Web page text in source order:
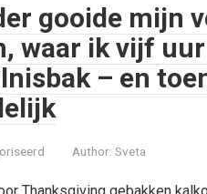
gooide mijn
waar ik vijf
– en
Author: Sveta
Thanksgiving gebakken